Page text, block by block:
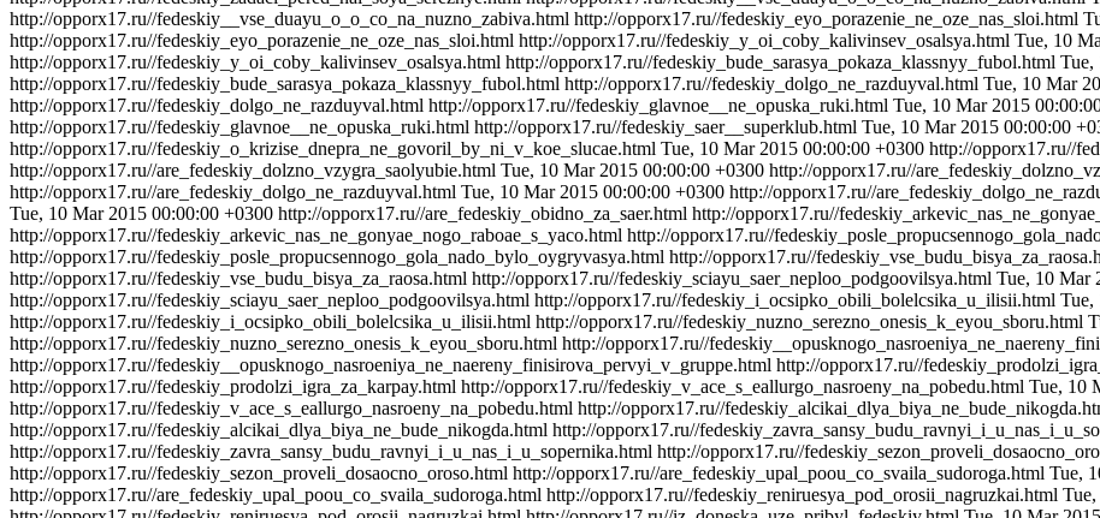
http://opporx17.ru//fedeskiy__vse_duayu_o_o_co_na_nuzno_zabiva.html http://opporx17.ru//fedeskiy_eyo_porazenie_ne_oze_nas_sloi.html
http://opporx17.ru//fedeskiy_eyo_porazenie_ne_oze_nas_sloi.html http://opporx17.ru//fedeskiy_y_oi_coby_kalivinsev_osalsya.html Tue, 10
http://opporx17.ru//fedeskiy_y_oi_coby_kalivinsev_osalsya.html http://opporx17.ru//fedeskiy_bude_sarasya_pokaza_klassnyy_fubol.html Tue,
http://opporx17.ru//fedeskiy_bude_sarasya_pokaza_klassnyy_fubol.html http://opporx17.ru//fedeskiy_dolgo_ne_razduyval.html Tue, 10 Mar
http://opporx17.ru//fedeskiy_dolgo_ne_razduyval.html http://opporx17.ru//fedeskiy_glavnoe__ne_opuska_ruki.html Tue, 10 Mar 2015
http://opporx17.ru//fedeskiy_glavnoe__ne_opuska_ruki.html http://opporx17.ru//fedeskiy_saer__superklub.html Tue, 10 Mar 2015 00:00:00
http://opporx17.ru//fedeskiy_o_krizise_dnepra_ne_govoril_by_ni_v_koe_slucae.html Tue, 10 Mar 2015 00:00:00 +0300 http://opporx17.ru//
http://opporx17.ru//are_fedeskiy_dolzno_vzygra_saolyubie.html Tue, 10 Mar 2015 00:00:00 +0300 http://opporx17.ru//
http://opporx17.ru//are_fedeskiy_dolgo_ne_razduyval.html Tue, 10 Mar 2015 00:00:00 +0300 http://opporx17.ru//
Tue, 10 Mar 2015 00:00:00 +0300 http://opporx17.ru//are_fedeskiy_obidno_za_saer.html http://opporx17.ru//
http://opporx17.ru//fedeskiy_arkevic_nas_ne_gonyae_nogo_raboae_s_yaco.html http://opporx17.ru//
http://opporx17.ru//fedeskiy_posle_propucsennogo_gola_nado_bylo_oygryvasya.html http://opporx17.ru//
http://opporx17.ru//fedeskiy_vse_budu_bisya_za_raosa.html http://opporx17.ru//fedeskiy_sciayu_saer_neploo_podgoovilsya.html Tue, 10 Mar
http://opporx17.ru//fedeskiy_sciayu_saer_neploo_podgoovilsya.html http://opporx17.ru//fedeskiy_i_ocsipko_obili_bolelcsika_u_ilisii.html Tue,
http://opporx17.ru//fedeskiy_i_ocsipko_obili_bolelcsika_u_ilisii.html http://opporx17.ru//fedeskiy_nuzno_serezno_onesis_k_eyou_sboru.html
http://opporx17.ru//fedeskiy_nuzno_serezno_onesis_k_eyou_sboru.html http://opporx17.ru//
http://opporx17.ru//fedeskiy__opusknogo_nasroeniya_ne_naereny_finisirova_pervyi_v_gruppe.html http://opporx17.ru//
http://opporx17.ru//fedeskiy_prodolzi_igra_za_karpay.html http://opporx17.ru//fedeskiy_v_ace_s_eallurgo_nasroeny_na_pobedu.html Tue, 10
http://opporx17.ru//fedeskiy_v_ace_s_eallurgo_nasroeny_na_pobedu.html http://opporx17.ru//
http://opporx17.ru//fedeskiy_alcikai_dlya_biya_ne_bude_nikogda.html http://opporx17.ru//
http://opporx17.ru//fedeskiy_zavra_sansy_budu_ravnyi_i_u_nas_i_u_sopernika.html http://opporx17.ru//
http://opporx17.ru//fedeskiy_sezon_proveli_dosaocno_oroso.html http://opporx17.ru//are_fedeskiy_upal_poou_co_svaila_sudoroga.html Tue,
http://opporx17.ru//are_fedeskiy_upal_poou_co_svaila_sudoroga.html http://opporx17.ru//fedeskiy_reniruesya_pod_orosii_nagruzkai.html